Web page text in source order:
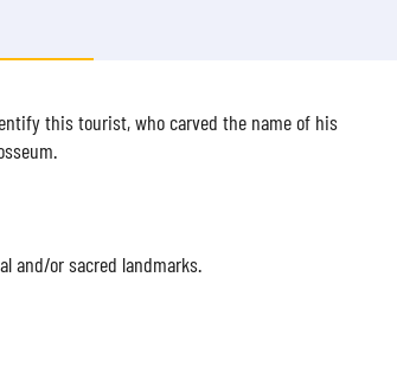
this tourist, who carved the name of his
and/or sacred landmarks.